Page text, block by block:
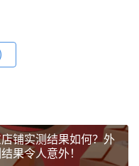
铺实测结果如何？外
果令人意外！